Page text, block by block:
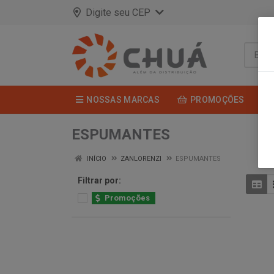
Digite seu CEP
NOSSAS MARCAS PROMOÇÕES
ESPUMANTES
INÍCIO ZANLORENZI ESPUMANTES
Filtrar por:
Promoções